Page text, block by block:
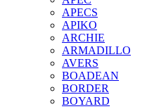
APECS
APIKO
ARCHIE
ARMADILLO
AVERS
BOADEAN
BORDER
BOYARD